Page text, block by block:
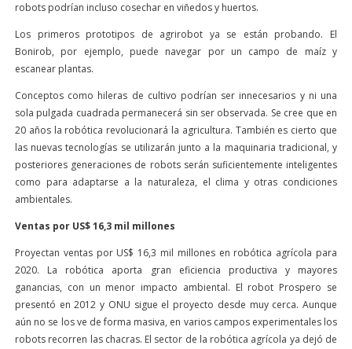
robots podrían incluso cosechar en viñedos y huertos.
Los primeros prototipos de agrirobot ya se están probando. El
Bonirob, por ejemplo, puede navegar por un campo de maíz y
escanear plantas.
Conceptos como hileras de cultivo podrían ser innecesarios y ni una
sola pulgada cuadrada permanecerá sin ser observada. Se cree que en
20 años la robótica revolucionará la agricultura. También es cierto que
las nuevas tecnologías se utilizarán junto a la maquinaria tradicional, y
posteriores generaciones de robots serán suficientemente inteligentes
como para adaptarse a la naturaleza, el clima y otras condiciones
ambientales.
Ventas por US$ 16,3 mil millones
Proyectan ventas por US$ 16,3 mil millones en robótica agrícola para
2020. La robótica aporta gran eficiencia productiva y mayores
ganancias, con un menor impacto ambiental. El robot Prospero se
presentó en 2012 y ONU sigue el proyecto desde muy cerca. Aunque
aún no se los ve de forma masiva, en varios campos experimentales los
robots recorren las chacras. El sector de la robótica agrícola ya dejó de